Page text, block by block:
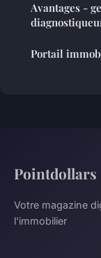
Avantages -
Portail
Pointdollars
Votre magazine
l'immobilier